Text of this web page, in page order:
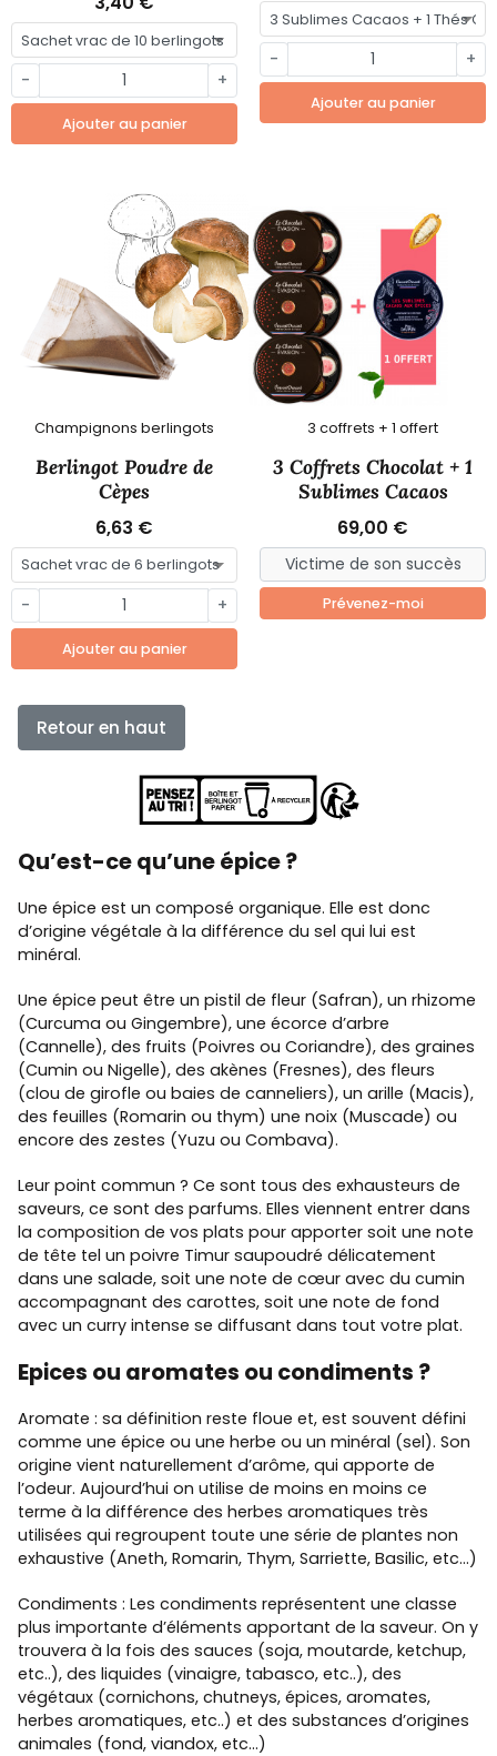
- +
Ajouter au panier
- +
Ajouter au panier
Champignons berlingots
Berlingot Poudre de
Cèpes
6,63 €
- +
Ajouter au panier
3 coffrets + 1 offert
3 Coffrets Chocolat + 1
Sublimes Cacaos
69,00 €
Prévenez-moi
Retour en haut
Qu’est-ce qu’une épice ?
Une épice est un composé organique. Elle est donc
d’origine végétale à la différence du sel qui lui est
minéral.
Une épice peut être un pistil de fleur (Safran), un rhizome
(Curcuma ou Gingembre), une écorce d’arbre
(Cannelle), des fruits (Poivres ou Coriandre), des graines
(Cumin ou Nigelle), des akènes (Fresnes), des fleurs
(clou de girofle ou baies de canneliers), un arille (Macis),
des feuilles (Romarin ou thym) une noix (Muscade) ou
encore des zestes (Yuzu ou Combava).
Leur point commun ? Ce sont tous des exhausteurs de
saveurs, ce sont des parfums. Elles viennent entrer dans
la composition de vos plats pour apporter soit une note
de tête tel un poivre Timur saupoudré délicatement
dans une salade, soit une note de cœur avec du cumin
accompagnant des carottes, soit une note de fond
avec un curry intense se diffusant dans tout votre plat.
Epices ou aromates ou condiments ?
Aromate : sa définition reste floue et, est souvent défini
comme une épice ou une herbe ou un minéral (sel). Son
origine vient naturellement d’arôme, qui apporte de
l’odeur. Aujourd’hui on utilise de moins en moins ce
terme à la différence des herbes aromatiques très
utilisées qui regroupent toute une série de plantes non
exhaustive (Aneth, Romarin, Thym, Sarriette, Basilic, etc…)
Condiments : Les condiments représentent une classe
plus importante d’éléments apportant de la saveur. On y
trouvera à la fois des sauces (soja, moutarde, ketchup,
etc..), des liquides (vinaigre, tabasco, etc..), des
végétaux (cornichons, chutneys, épices, aromates,
herbes aromatiques, etc..) et des substances d’origines
animales (fond, viandox, etc…)